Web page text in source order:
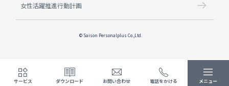
サービス ダウンロード お問い合わせ 電話をかける メニュー
女性活躍推進行動計画
© Saison Personalplus Co.,Ltd.